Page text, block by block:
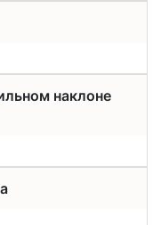
наклоне